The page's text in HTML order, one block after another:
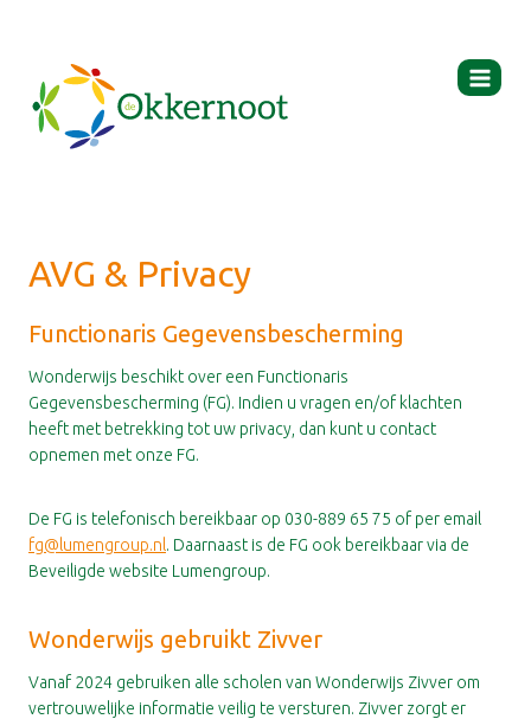
inhoud
AVG & Privacy
Functionaris Gegevensbescherming
Wonderwijs beschikt over een Functionaris
Gegevensbescherming (FG). Indien u vragen en/of klachten
heeft met betrekking tot uw privacy, dan kunt u contact
opnemen met onze FG.
De FG is telefonisch bereikbaar op 030-889 65 75 of per email
fg@lumengroup.nl. Daarnaast is de FG ook bereikbaar via de
Beveiligde website Lumengroup.
Wonderwijs gebruikt Zivver
Vanaf 2024 gebruiken alle scholen van Wonderwijs Zivver om
vertrouwelijke informatie veilig te versturen. Zivver zorgt er